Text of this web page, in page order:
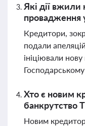
Які дії вжили
провадження
Кредитори,
подали
ініціювали
Хто є новим
банкрутство
Новим